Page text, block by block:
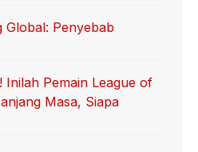
Global: Penyebab
Inilah Pemain League of
Masa, Siapa